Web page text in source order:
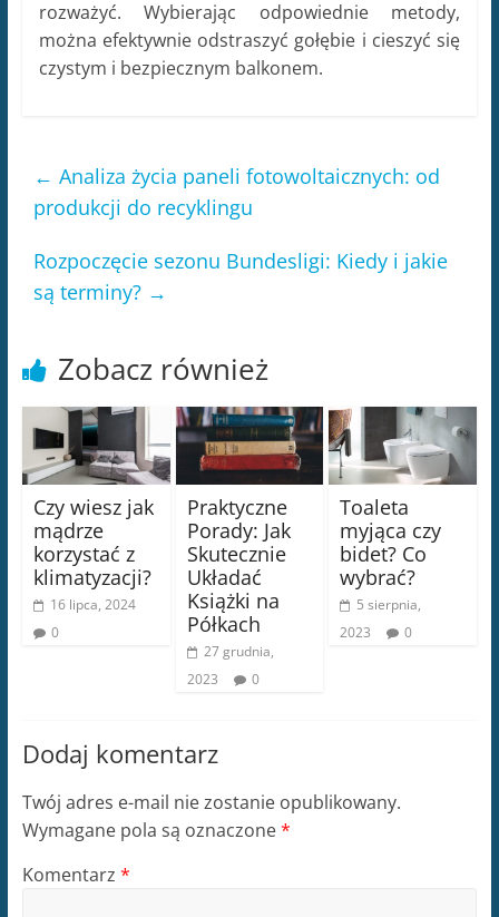
rozważyć. Wybierając odpowiednie metody,
można efektywnie odstraszyć gołębie i cieszyć się
czystym i bezpiecznym balkonem.
← Analiza życia paneli fotowoltaicznych: od
produkcji do recyklingu
Rozpoczęcie sezonu Bundesligi: Kiedy i jakie
są terminy? →
Zobacz również
Czy wiesz jak
mądrze
korzystać z
klimatyzacji?
16 lipca, 2024
0
Praktyczne
Porady: Jak
Skutecznie
Układać
Książki na
Półkach
27 grudnia,
2023
0
Toaleta
myjąca czy
bidet? Co
wybrać?
5 sierpnia,
2023
0
Dodaj komentarz
Twój adres e-mail nie zostanie opublikowany.
Wymagane pola są oznaczone*
Komentarz *